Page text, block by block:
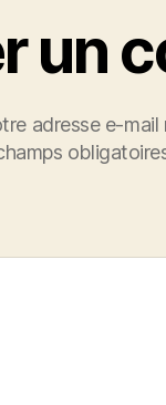
un
adresse e-mail